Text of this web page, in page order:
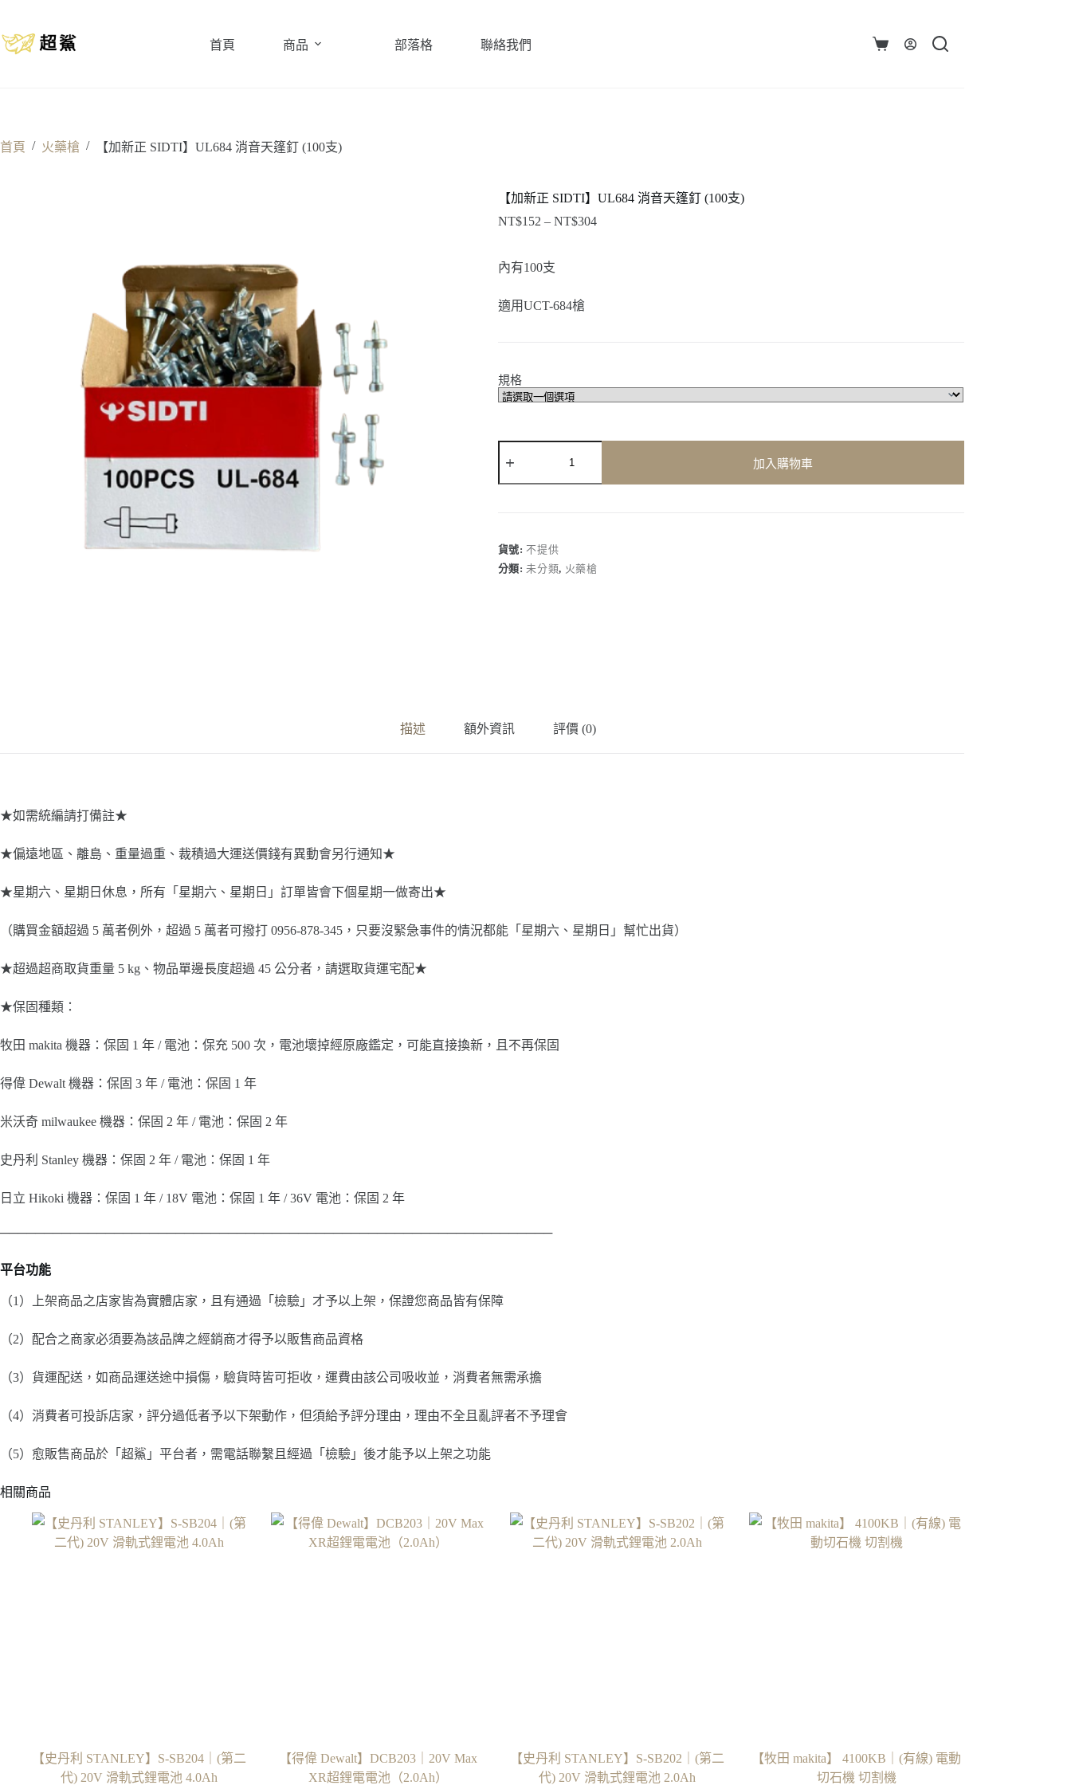
主
首頁 商品 部落格 聯絡我們
購
首頁 / 火藥槍 / 【加新正 SIDTI】UL684 消音天篷釘 (100支)
【加新正 SIDTI】UL684 消音天篷釘 (100支)
NT$152 – NT$304價
內有100支
適用UCT-684槍
規格
新
正
音
天
加入購物車
貨號:不提供
分類:未分類, 火藥槍
描述 額外資訊 評價 (0)
★如需統編請打備註★
★偏遠地區、離島、重量過重、裁積過大運送價錢有異動會另行通知★
★星期六、星期日休息，所有「星期六、星期日」訂單皆會下個星期一做寄出★
（購買金額超過 5 萬者例外，超過 5 萬者可撥打 0956-878-345，只要沒緊急事件的情況都能「星期六、星期日」幫忙出貨）
★超過超商取貨重量 5 kg、物品單邊長度超過 45 公分者，請選取貨運宅配★
★保固種類：
牧田 makita 機器：保固 1 年 / 電池：保充 500 次，電池壞掉經原廠鑑定，可能直接換新，且不再保固
得偉 Dewalt 機器：保固 3 年 / 電池：保固 1 年
米沃奇 milwaukee 機器：保固 2 年 / 電池：保固 2 年
史丹利 Stanley 機器：保固 2 年 / 電池：保固 1 年
日立 Hikoki 機器：保固 1 年 / 18V 電池：保固 1 年 / 36V 電池：保固 2 年
───────────────────────────────────────────────────────────────
平台功能
（1）上架商品之店家皆為實體店家，且有通過「檢驗」才予以上架，保證您商品皆有保障
（2）配合之商家必須要為該品牌之經銷商才得予以販售商品資格
（3）貨運配送，如商品運送途中損傷，驗貨時皆可拒收，運費由該公司吸收並，消費者無需承擔
（4）消費者可投訴店家，評分過低者予以下架動作，但須給予評分理由，理由不全且亂評者不予理會
（5）愈販售商品於「超鯊」平台者，需電話聯繫且經過「檢驗」後才能予以上架之功能
相關商品
【史丹利 STANLEY】S-SB204｜(第二
代) 20V 滑軌式鋰電池 4.0Ah
【得偉 Dewalt】DCB203｜20V Max
XR超鋰電電池（2.0Ah）
【史丹利 STANLEY】S-SB202｜(第二
代) 20V 滑軌式鋰電池 2.0Ah
【牧田 makita】 4100KB｜(有線) 電動
切石機 切割機